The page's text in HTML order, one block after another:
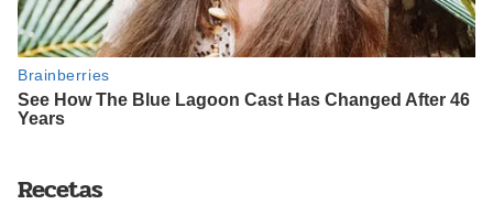
Recetas